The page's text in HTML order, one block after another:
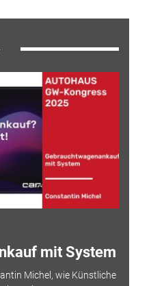
mit System
Michel, wie Künstliche